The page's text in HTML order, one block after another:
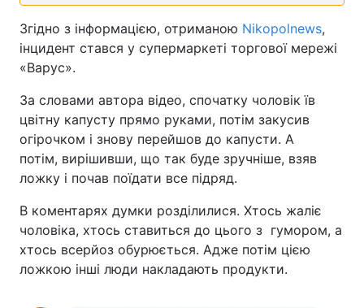
Згідно з інформацією, отриманою Nikopolnews,
інцидент стався у супермаркеті торгової мережі
«Варус».
За словами автора відео, спочатку чоловік їв
цвітну капусту прямо руками, потім закусив
огірочком і знову перейшов до капусти. А
потім, вирішивши, що так буде зручніше, взяв
ложку і почав поїдати все підряд.
В коментарях думки розділилися. Хтось жаліє
чоловіка, хтось ставиться до цього з гумором, а
хтось всерйоз обурюється. Адже потім цією
ложкою інші люди накладають продукти.